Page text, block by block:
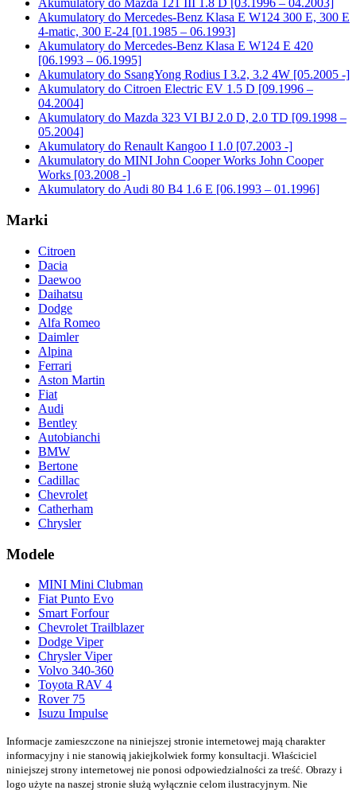
Akumulatory do Mazda 121 III 1.8 D [03.1996 – 04.2003]
Akumulatory do Mercedes-Benz Klasa E W124 300 E, 300 E
4-matic, 300 E-24 [01.1985 – 06.1993]
Akumulatory do Mercedes-Benz Klasa E W124 E 420
[06.1993 – 06.1995]
Akumulatory do SsangYong Rodius I 3.2, 3.2 4W [05.2005 -]
Akumulatory do Citroen Electric EV 1.5 D [09.1996 –
04.2004]
Akumulatory do Mazda 323 VI BJ 2.0 D, 2.0 TD [09.1998 –
05.2004]
Akumulatory do Renault Kangoo I 1.0 [07.2003 -]
Akumulatory do MINI John Cooper Works John Cooper
Works [03.2008 -]
Akumulatory do Audi 80 B4 1.6 E [06.1993 – 01.1996]
Marki
Citroen
Dacia
Daewoo
Daihatsu
Dodge
Alfa Romeo
Daimler
Alpina
Ferrari
Aston Martin
Fiat
Audi
Bentley
Autobianchi
BMW
Bertone
Cadillac
Chevrolet
Catherham
Chrysler
Modele
MINI Mini Clubman
Fiat Punto Evo
Smart Forfour
Chevrolet Trailblazer
Dodge Viper
Chrysler Viper
Volvo 340-360
Toyota RAV 4
Rover 75
Isuzu Impulse
Informacje zamieszczone na niniejszej stronie internetowej mają charakter
informacyjny i nie stanowią jakiejkolwiek formy konsultacji. Właściciel
niniejszej strony internetowej nie ponosi odpowiedzialności za treść. Obrazy i
logo użyte na naszej stronie służą wyłącznie celom ilustracyjnym. Nie